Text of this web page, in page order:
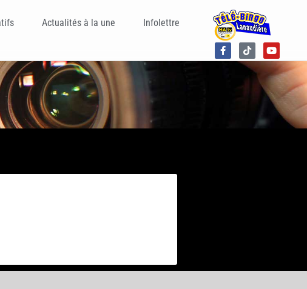
Actualités à la une Infolettre